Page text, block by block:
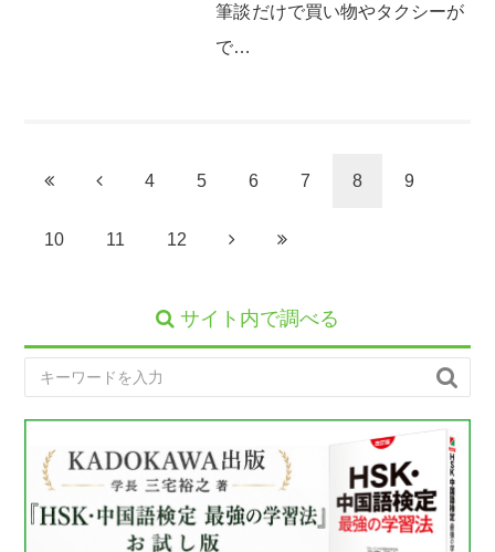
筆談だけで買い物やタクシーが
で…
4 5 6 7 8 9
10 11 12
サイト内で調べる
